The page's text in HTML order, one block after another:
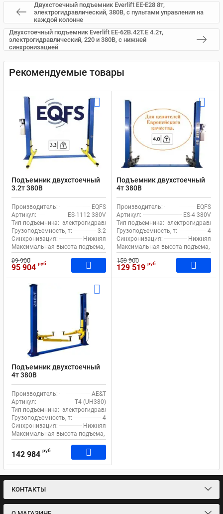
Двухстоечный подъемник Everlift EE-E28 8т,
электрогидравлический, 380В, с пультами управления на
каждой колонне
Двухстоечный подъемник Everlift EE-62B.42T.E 4.2т,
электрогидравлический, 220 и 380В, с нижней
синхронизацией
Рекомендуемые товары
Подъемник двухстоечный
3.2т 380В
электрогидравлический с
нижней синхронизацией
EQFS ES-1112 380V Bucher
Hydraulics
Производитель:
EQFS
Артикул:
ES-1112 380V
Тип подъемника: электрогидравлический
Грузоподъемность, т:
3.2
Синхронизация:
Нижняя
Максимальная высота подъема, мм:
1920
99 900
95 904 руб
Подъемник двухстоечный
4т 380В
электрогидравлический с
нижней синхронизацией
EQFS ES-4 380V
Производитель:
EQFS
Артикул:
ES-4 380V
Тип подъемника:
Грузоподъемность, т:
4
Синхронизация:
Нижняя
Максимальная высота подъема, мм:
159 900
129 519 руб
Подъемник двухстоечный
4т 380В
электрогидравлический с
нижней синхронизацией
AE&T T4 (UH380)
Производитель:
AE&T
Артикул:
T4 (UH380)
Тип подъемника: электрогидравлический
Грузоподъемность, т:
4
Синхронизация:
Нижняя
Максимальная высота подъема, мм:
142 984 руб
КОНТАКТЫ